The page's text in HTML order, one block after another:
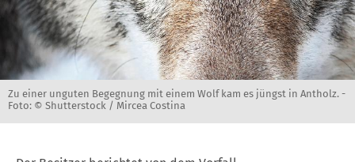
Zu einer unguten Begegnung mit einem Wolf kam es jüngst in Antholz. -
Foto: © Shutterstock / Mircea Costina